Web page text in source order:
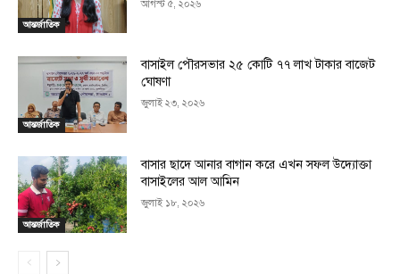
আন্তর্জাতিক
আগস্ট ৫, ২০২৬
আন্তর্জাতিক
বাসাইল পৌরসভার ২৫ কোটি ৭৭ লাখ টাকার বাজেট
ঘোষণা
জুলাই ২৩, ২০২৬
আন্তর্জাতিক
বাসার ছাদে আনার বাগান করে এখন সফল উদ্যোক্তা
বাসাইলের আল আমিন
জুলাই ১৮, ২০২৬